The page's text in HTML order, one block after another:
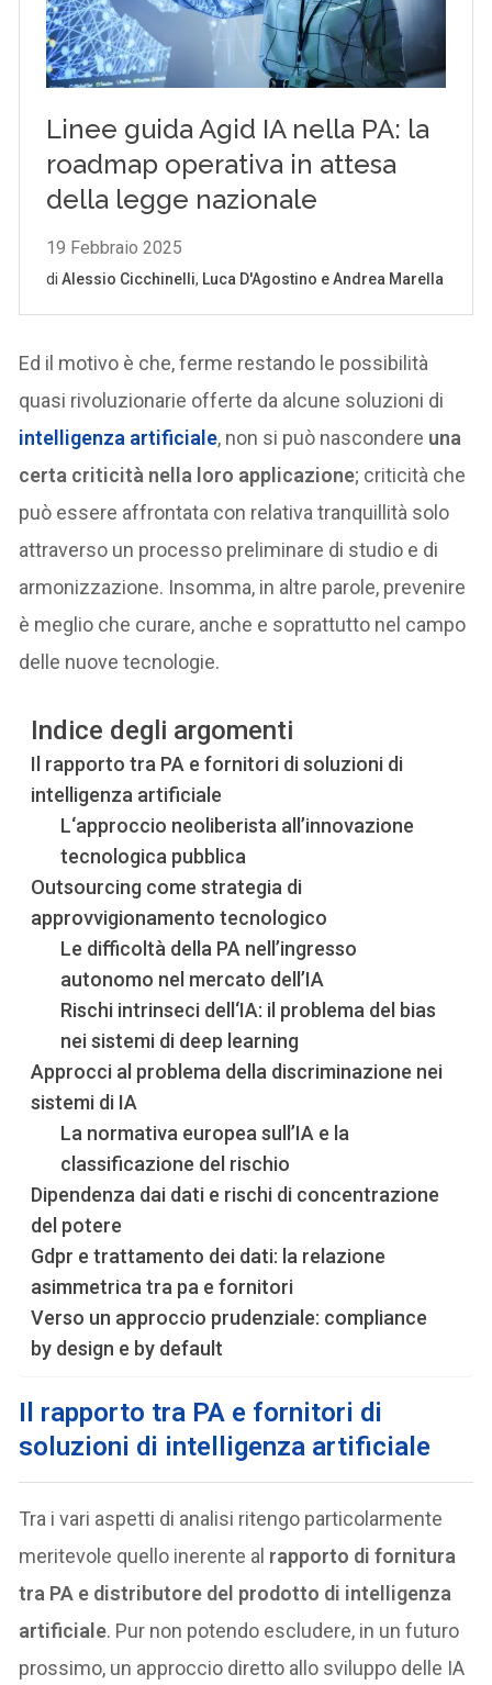
Ed il motivo è che, ferme restando le possibilità
quasi rivoluzionarie offerte da alcune soluzioni di
intelligenza artificiale, non si può nascondere una
certa criticità nella loro applicazione; criticità che
può essere affrontata con relativa tranquillità solo
attraverso un processo preliminare di studio e di
armonizzazione. Insomma, in altre parole, prevenire
è meglio che curare, anche e soprattutto nel campo
delle nuove tecnologie.
Indice degli argomenti
Il rapporto tra PA e fornitori di soluzioni di
intelligenza artificiale
L‘approccio neoliberista all’innovazione
tecnologica pubblica
Outsourcing come strategia di
approvvigionamento tecnologico
Le difficoltà della PA nell’ingresso
autonomo nel mercato dell’IA
Rischi intrinseci dell‘IA: il problema del bias
nei sistemi di deep learning
Approcci al problema della discriminazione nei
sistemi di IA
La normativa europea sull’IA e la
classificazione del rischio
Dipendenza dai dati e rischi di concentrazione
del potere
Gdpr e trattamento dei dati: la relazione
asimmetrica tra pa e fornitori
Verso un approccio prudenziale: compliance
by design e by default
Il rapporto tra PA e fornitori di
soluzioni di intelligenza artificiale
Tra i vari aspetti di analisi ritengo particolarmente
meritevole quello inerente al rapporto di fornitura
tra PA e distributore del prodotto di intelligenza
artificiale. Pur non potendo escludere, in un futuro
prossimo, un approccio diretto allo sviluppo delle IA